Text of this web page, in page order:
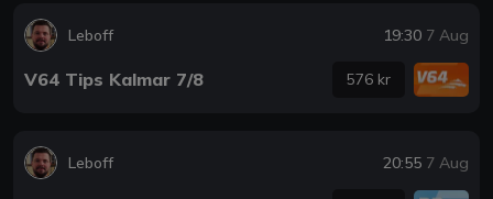
Leboff 19:30 7 Aug
V64 Tips Kalmar 7/8 576 kr
Leboff 20:55 7 Aug